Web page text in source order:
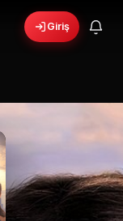
Giriş